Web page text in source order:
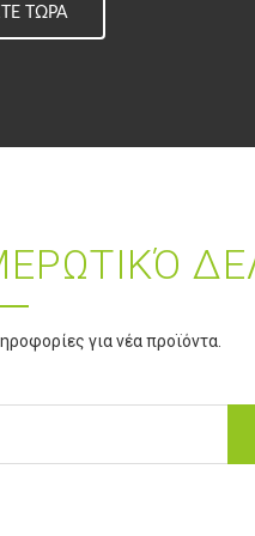
ΤΏΡΑ
για νέα προϊόντα.